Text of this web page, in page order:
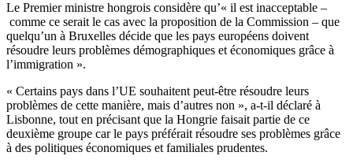
Le Premier ministre hongrois considère qu’« il est inacceptable –
comme ce serait le cas avec la proposition de la Commission – que
quelqu’un à Bruxelles décide que les pays européens doivent
résoudre leurs problèmes démographiques et économiques grâce à
l’immigration ».
« Certains pays dans l’UE souhaitent peut-être résoudre leurs
problèmes de cette manière, mais d’autres non », a-t-il déclaré à
Lisbonne, tout en précisant que la Hongrie faisait partie de ce
deuxième groupe car le pays préférait résoudre ses problèmes grâce
à des politiques économiques et familiales prudentes.